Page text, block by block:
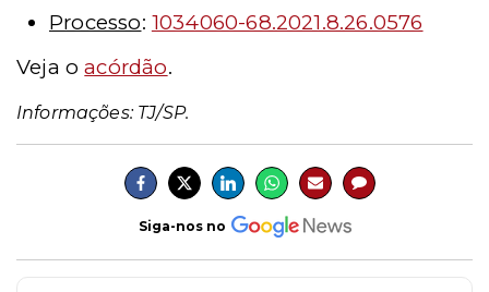
Processo: 1034060-68.2021.8.26.0576
Veja oacórdão.
Informações: TJ/SP.
Siga-nos no